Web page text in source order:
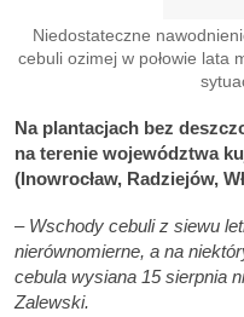
Niedostateczne
cebuli ozimej w połowie lata
Na plantacjach bez
na terenie województwa
(Inowrocław, Radziejów,
– Wschody cebuli z siewu
nierównomierne, a na
cebula wysiana 15 sierpnia
Zalewski.